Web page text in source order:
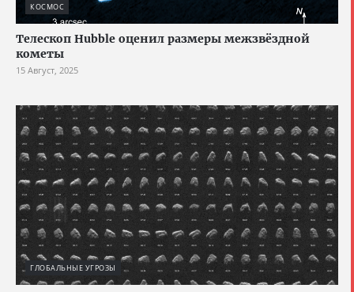
КОСМОС
Телескоп Hubble оценил размеры межзвёздной
кометы
15 Август, 2025
ГЛОБАЛЬНЫЕ УГРОЗЫ